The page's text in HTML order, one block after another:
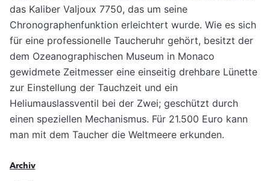
das Kaliber Valjoux 7750, das um seine
Chronographenfunktion erleichtert wurde. Wie es sich
für eine professionelle Taucheruhr gehört, besitzt der
dem Ozeanographischen Museum in Monaco
gewidmete Zeitmesser eine einseitig drehbare Lünette
zur Einstellung der Tauchzeit und ein
Heliumauslassventil bei der Zwei; geschützt durch
einen speziellen Mechanismus. Für 21.500 Euro kann
man mit dem Taucher die Weltmeere erkunden.
Archiv